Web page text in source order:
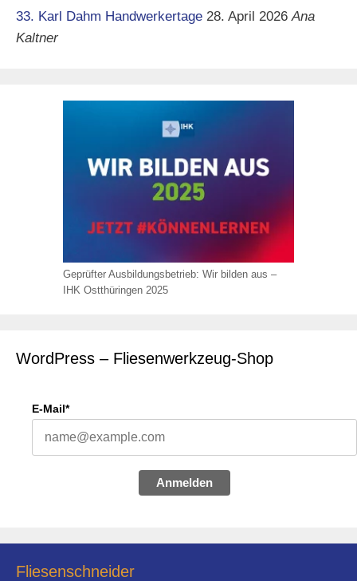
33. Karl Dahm Handwerkertage 28. April 2026 Ana
Kaltner
Geprüfter Ausbildungsbetrieb: Wir bilden aus –
IHK Ostthüringen 2025
WordPress – Fliesenwerkzeug-Shop
E-Mail*
Anmelden
Fliesenschneider